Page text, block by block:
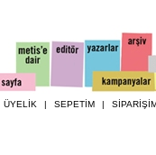
ÜYELİK | SEPETİM |